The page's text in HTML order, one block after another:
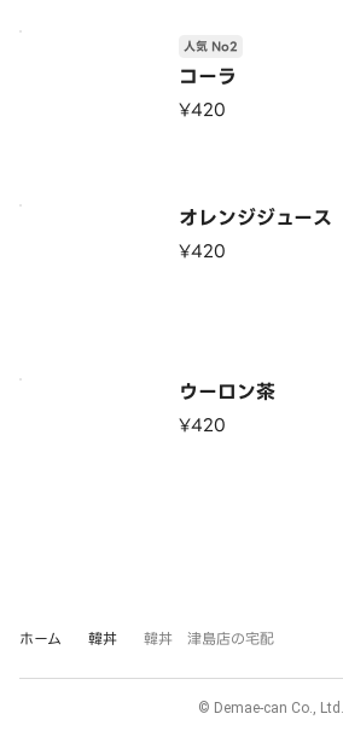
コーラ
人気 No2
¥420
オレンジジュース
¥420
ウーロン茶
¥420
ホーム 韓丼 韓丼 津島店の宅配
© Demae-can Co., Ltd.